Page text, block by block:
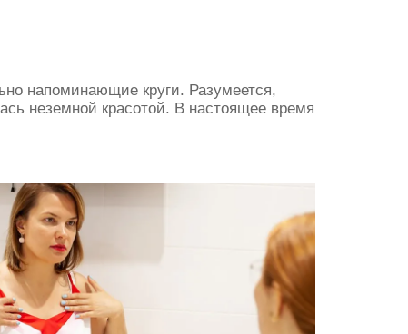
напоминающие круги. Разумеется,
неземной красотой. В настоящее время